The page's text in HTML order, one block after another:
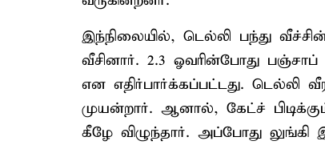
இந்நிலையில், டெல்லி பந்து
வீசினார். 2.3 ஓவரின்போது
என எதிர்பார்க்கப்பட்டது. டெல்லி
முயன்றார். ஆனால், கேட்ச்
கீழே விழுந்தார். அப்போது லுங்கி